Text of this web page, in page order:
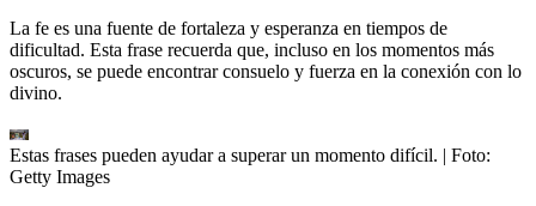
La fe es una fuente de fortaleza y esperanza en tiempos de
dificultad. Esta frase recuerda que, incluso en los momentos más
oscuros, se puede encontrar consuelo y fuerza en la conexión con lo
divino.
Estas frases pueden ayudar a superar un momento difícil. | Foto:
Getty Images